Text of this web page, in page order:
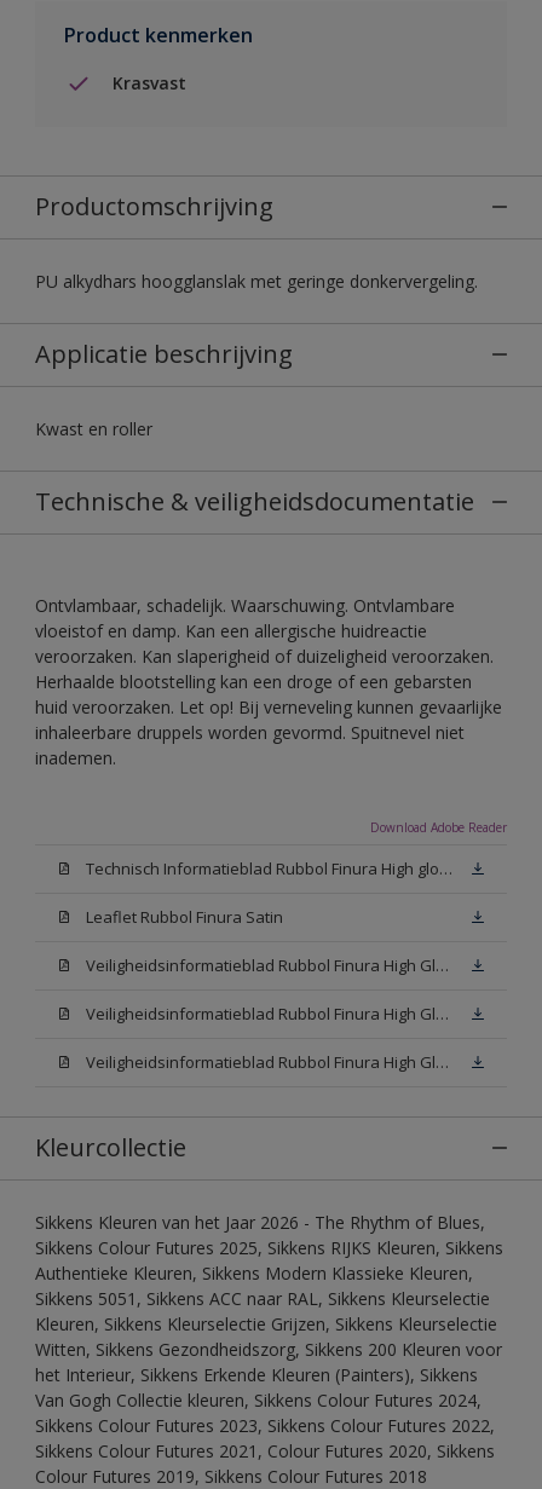
Product kenmerken
Krasvast
Productomschrijving
PU alkydhars hoogglanslak met geringe donkervergeling.
Applicatie beschrijving
Kwast en roller
Technische & veiligheidsdocumentatie
Ontvlambaar, schadelijk. Waarschuwing. Ontvlambare
vloeistof en damp. Kan een allergische huidreactie
veroorzaken. Kan slaperigheid of duizeligheid veroorzaken.
Herhaalde blootstelling kan een droge of een gebarsten
huid veroorzaken. Let op! Bij verneveling kunnen gevaarlijke
inhaleerbare druppels worden gevormd. Spuitnevel niet
inademen.
Download Adobe Reader
Technisch Informatieblad Rubbol Finura High gloss (PDF)
Leaflet Rubbol Finura Satin
Veiligheidsinformatieblad Rubbol Finura High Gloss W05 (MSDS)
Veiligheidsinformatieblad Rubbol Finura High Gloss White (MSDS)
Veiligheidsinformatieblad Rubbol Finura High Gloss N00 (MSDS)
Kleurcollectie
Sikkens Kleuren van het Jaar 2026 - The Rhythm of Blues,
Sikkens Colour Futures 2025, Sikkens RIJKS Kleuren, Sikkens
Authentieke Kleuren, Sikkens Modern Klassieke Kleuren,
Sikkens 5051, Sikkens ACC naar RAL, Sikkens Kleurselectie
Kleuren, Sikkens Kleurselectie Grijzen, Sikkens Kleurselectie
Witten, Sikkens Gezondheidszorg, Sikkens 200 Kleuren voor
het Interieur, Sikkens Erkende Kleuren (Painters), Sikkens
Van Gogh Collectie kleuren, Sikkens Colour Futures 2024,
Sikkens Colour Futures 2023, Sikkens Colour Futures 2022,
Sikkens Colour Futures 2021, Colour Futures 2020, Sikkens
Colour Futures 2019, Sikkens Colour Futures 2018